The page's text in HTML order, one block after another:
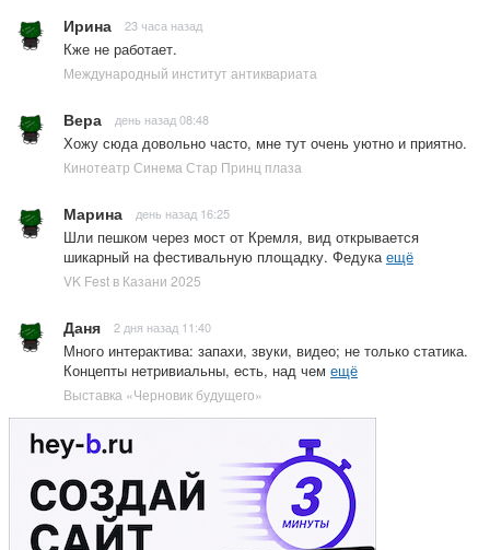
Ирина 23 часа назад
Кже не работает.
Международный институт антиквариата
Вера день назад 08:48
Хожу сюда довольно часто, мне тут очень уютно и приятно.
Кинотеатр Синема Стар Принц плаза
Марина день назад 16:25
Шли пешком через мост от Кремля, вид открывается
шикарный на фестивальную площадку. Федука ещё
VK Fest в Казани 2025
Даня 2 дня назад 11:40
Много интерактива: запахи, звуки, видео; не только статика.
Концепты нетривиальны, есть, над чем ещё
Выставка «Черновик будущего»